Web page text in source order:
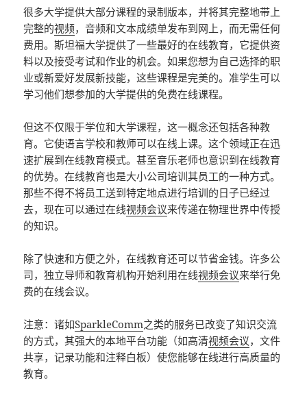
很多大学提供大部分课程的录制版本，并将其完整地带上
完整的视频，音频和文本成绩单发布到网上，而无需任何
费用。斯坦福大学提供了一些最好的在线教育，它提供资
料以及接受考试和作业的机会。如果您想为自己选择的职
业或新爱好发展新技能，这些课程是完美的。准学生可以
学习他们想参加的大学提供的免费在线课程。
但这不仅限于学位和大学课程，这一概念还包括各种教
育。它使语言学校和教师可以在线上课。这个领域正在迅
速扩展到在线教育模式。甚至音乐老师也意识到在线教育
的优势。在线教育也是大小公司培训其员工的一种方式。
那些不得不将员工送到特定地点进行培训的日子已经过
去，现在可以通过在线视频会议来传递在物理世界中传授
的知识。
除了快速和方便之外，在线教育还可以节省金钱。许多公
司，独立导师和教育机构开始利用在线视频会议来举行免
费的在线会议。
注意：诸如SparkleComm之类的服务已改变了知识交流
的方式，其强大的本地平台功能（如高清视频会议，文件
共享，记录功能和注释白板）使您能够在线进行高质量的
教育。